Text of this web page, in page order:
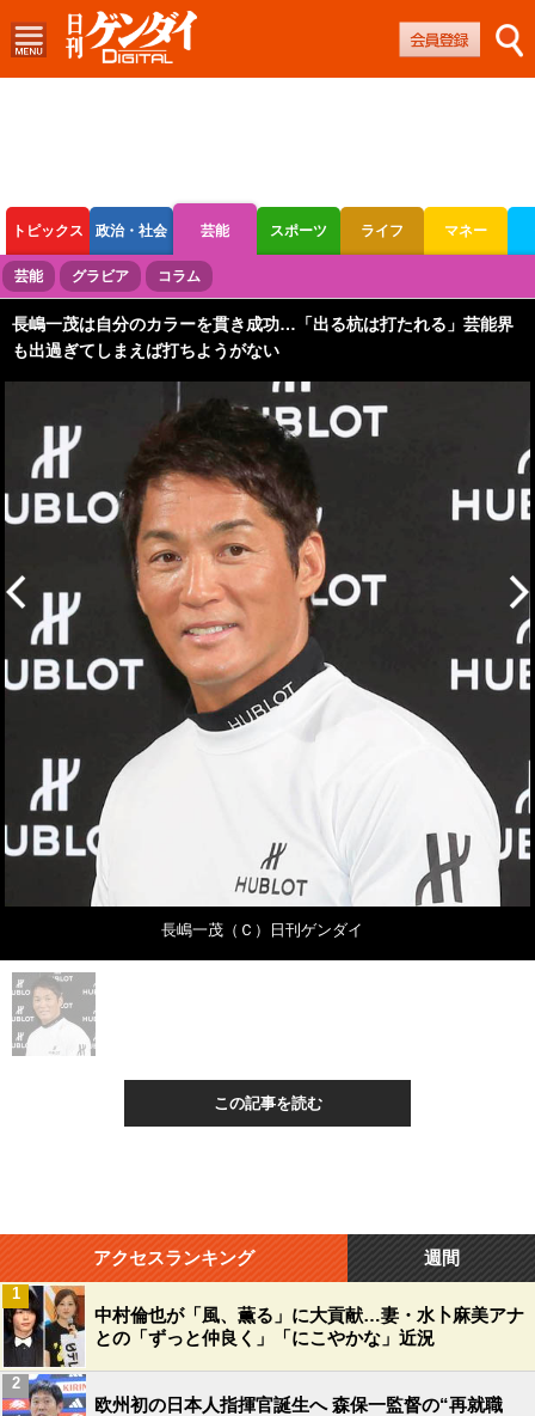
トピックス 政治・社会 芸能 スポーツ ライフ マネー
ボートレース 競輪 オートレース
芸能 グラビア コラム
長嶋一茂は自分のカラーを貫き成功…「出る杭は打たれる」芸能界
も出過ぎてしまえば打ちようがない
長嶋一茂（Ｃ）日刊ゲンダイ
この記事を読む
アクセスランキング 週間
中村倫也が「風、薫る」に大貢献…妻・水卜麻美アナ
との「ずっと仲良く」「にこやかな」近況
1
欧州初の日本人指揮官誕生へ 森保一監督の“再就職
2